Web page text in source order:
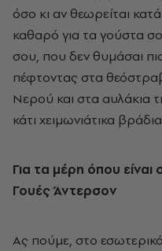
όσο κι αν θεωρείται
καθαρό για τα γούστα
σου, που δεν θυμάσαι
πέφτοντας στα
Νερού και στα αυλάκια
κάτι χειμωνιάτικα
Για τα μέρη όπου είναι
Γουές Άντερσον
Ας πούμε, στο